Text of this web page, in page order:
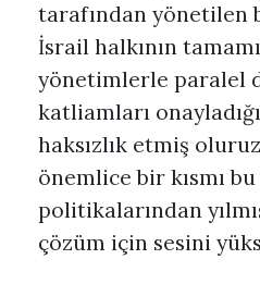
tarafından
İsrail halkının
yönetimlerle paralel
katliamları
haksızlık etmiş
önemlice bir kısmı
politikalarından
çözüm için sesini